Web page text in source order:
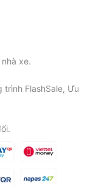
xe.
FlashSale, Ưu